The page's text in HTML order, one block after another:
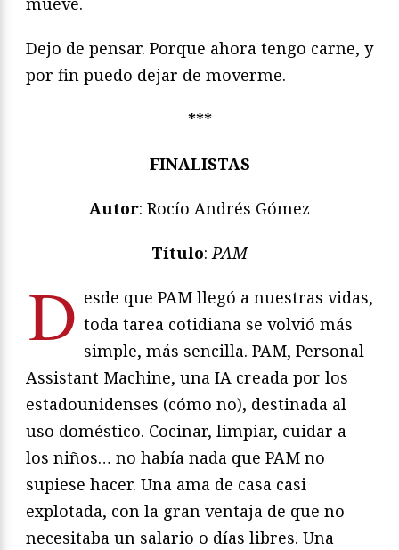
Dejo de pensar. Porque ahora tengo carne, y
por fin puedo dejar de moverme.
***
FINALISTAS
Autor: Rocío Andrés Gómez
Título:PAM
D esde que PAM llegó a nuestras vidas,
toda tarea cotidiana se volvió más
simple, más sencilla. PAM, Personal
Assistant Machine, una IA creada por los
estadounidenses (cómo no), destinada al
uso doméstico. Cocinar, limpiar, cuidar a
los niños… no había nada que PAM no
supiese hacer. Una ama de casa casi
explotada, con la gran ventaja de que no
necesitaba un salario o días libres. Una